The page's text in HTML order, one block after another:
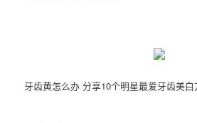
牙齿黄怎么办 分享10个明星最爱牙齿美白